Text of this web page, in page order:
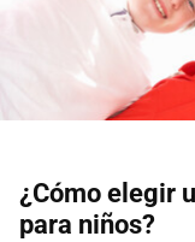
¿Cómo elegir
para niños?